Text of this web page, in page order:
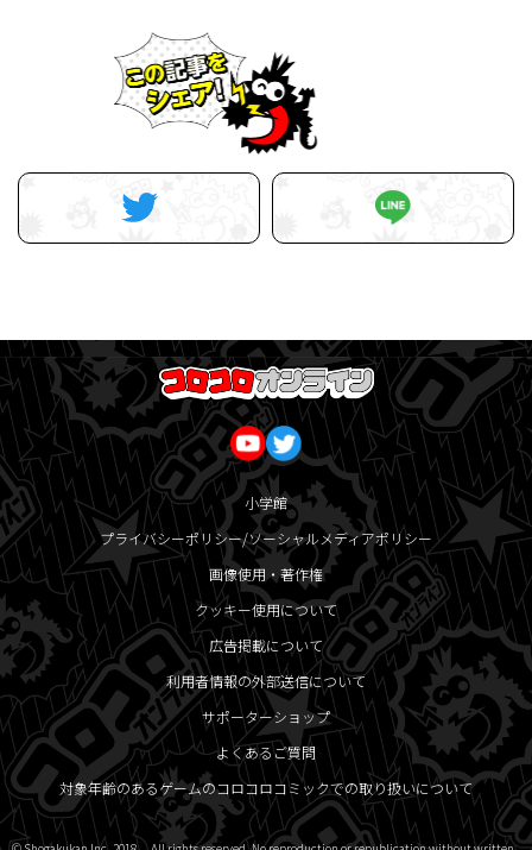
小学館
プライバシーポリシー/ソーシャルメディアポリシー
画像使用・著作権
クッキー使用について
広告掲載について
利用者情報の外部送信について
サポーターショップ
よくあるご質問
対象年齢のあるゲームのコロコロコミックでの取り扱いについて